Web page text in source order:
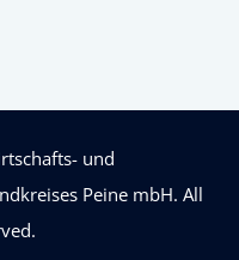
und
Peine mbH. All